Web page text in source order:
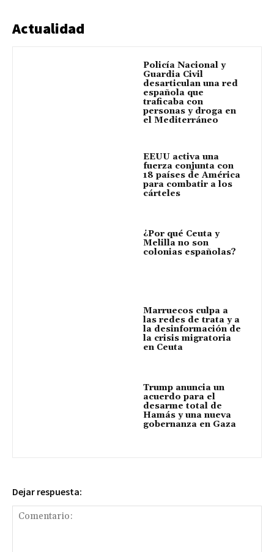
Actualidad
Policía Nacional y
Guardia Civil
desarticulan una red
española que
traficaba con
personas y droga en
el Mediterráneo
EEUU activa una
fuerza conjunta con
18 países de América
para combatir a los
cárteles
¿Por qué Ceuta y
Melilla no son
colonias españolas?
Marruecos culpa a
las redes de trata y a
la desinformación de
la crisis migratoria
en Ceuta
Trump anuncia un
acuerdo para el
desarme total de
Hamás y una nueva
gobernanza en Gaza
Dejar respuesta: